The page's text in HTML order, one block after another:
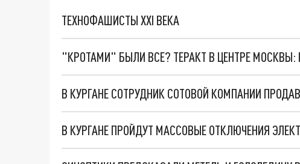
ТЕХНОФАШИСТЫ XXI ВЕКА
"КРОТАМИ" БЫЛИ ВСЕ? ТЕРАКТ В ЦЕНТРЕ
В КУРГАНЕ СОТРУДНИК СОТОВОЙ КОМПАНИИ
В КУРГАНЕ ПРОЙДУТ МАССОВЫЕ ОТКЛЮЧЕНИЯ